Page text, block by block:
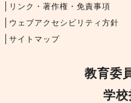
リンク・著作権・免責事項
ウェブアクセシビリティ方針
サイトマップ
教育委
学